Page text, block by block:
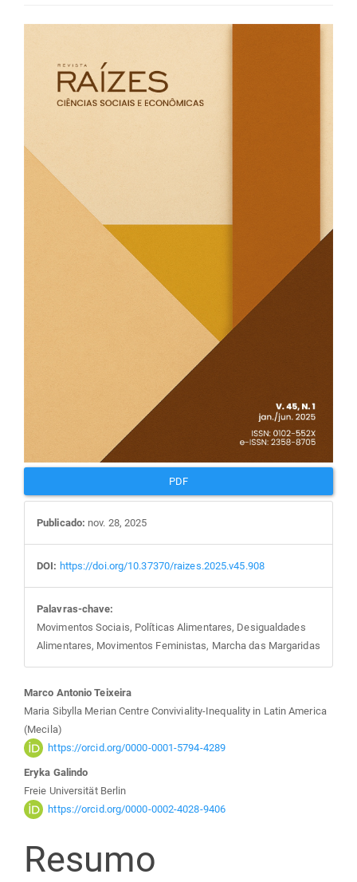
lateral
de
artigos
PDF
Publicado: nov. 28, 2025
DOI: https://doi.org/10.37370/raizes.2025.v45.908
Palavras-chave:
Movimentos Sociais, Políticas Alimentares, Desigualdades
Alimentares, Movimentos Feministas, Marcha das Margaridas
Conteúdo
do
artigo
principal
Marco Antonio Teixeira
Maria Sibylla Merian Centre Conviviality-Inequality in Latin America
(Mecila)
https://orcid.org/0000-0001-5794-4289
Eryka Galindo
Freie Universität Berlin
https://orcid.org/0000-0002-4028-9406
Resumo